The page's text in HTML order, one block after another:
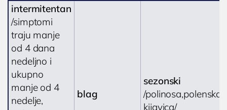
intermitentan
/simptomi
traju manje
od 4 dana
nedeljno i
ukupno
manje od 4
nedelje,
blag
sezonski
/polinosa,polenska
kijavica/